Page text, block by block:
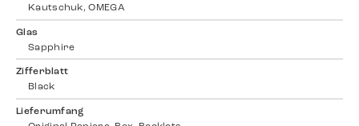
Kautschuk, OMEGA
Glas
Sapphire
Zifferblatt
Black
Lieferumfang